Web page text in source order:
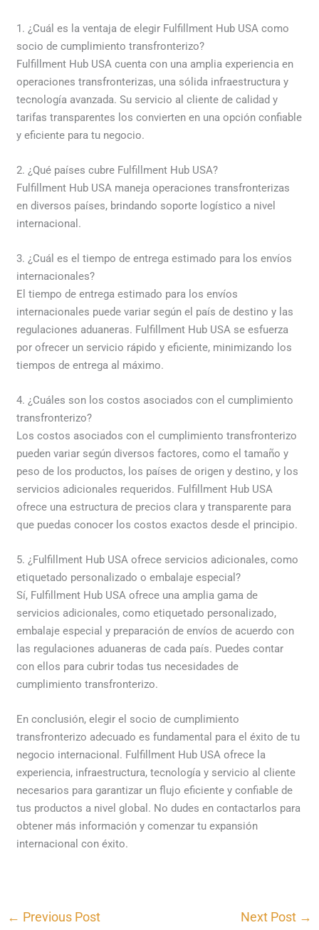
1. ¿Cuál es la ventaja de elegir Fulfillment Hub USA como
socio de cumplimiento transfronterizo?
Fulfillment Hub USA cuenta con una amplia experiencia en
operaciones transfronterizas, una sólida infraestructura y
tecnología avanzada. Su servicio al cliente de calidad y
tarifas transparentes los convierten en una opción confiable
y eficiente para tu negocio.
2. ¿Qué países cubre Fulfillment Hub USA?
Fulfillment Hub USA maneja operaciones transfronterizas
en diversos países, brindando soporte logístico a nivel
internacional.
3. ¿Cuál es el tiempo de entrega estimado para los envíos
internacionales?
El tiempo de entrega estimado para los envíos
internacionales puede variar según el país de destino y las
regulaciones aduaneras. Fulfillment Hub USA se esfuerza
por ofrecer un servicio rápido y eficiente, minimizando los
tiempos de entrega al máximo.
4. ¿Cuáles son los costos asociados con el cumplimiento
transfronterizo?
Los costos asociados con el cumplimiento transfronterizo
pueden variar según diversos factores, como el tamaño y
peso de los productos, los países de origen y destino, y los
servicios adicionales requeridos. Fulfillment Hub USA
ofrece una estructura de precios clara y transparente para
que puedas conocer los costos exactos desde el principio.
5. ¿Fulfillment Hub USA ofrece servicios adicionales, como
etiquetado personalizado o embalaje especial?
Sí, Fulfillment Hub USA ofrece una amplia gama de
servicios adicionales, como etiquetado personalizado,
embalaje especial y preparación de envíos de acuerdo con
las regulaciones aduaneras de cada país. Puedes contar
con ellos para cubrir todas tus necesidades de
cumplimiento transfronterizo.
En conclusión, elegir el socio de cumplimiento
transfronterizo adecuado es fundamental para el éxito de tu
negocio internacional. Fulfillment Hub USA ofrece la
experiencia, infraestructura, tecnología y servicio al cliente
necesarios para garantizar un flujo eficiente y confiable de
tus productos a nivel global. No dudes en contactarlos para
obtener más información y comenzar tu expansión
internacional con éxito.
← Previous Post Next Post →